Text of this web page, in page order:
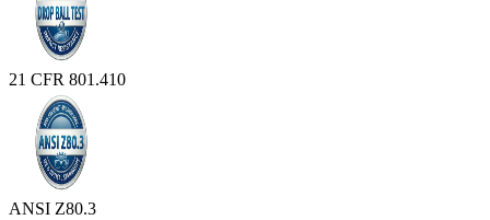
21 CFR 801.410
ANSI Z80.3